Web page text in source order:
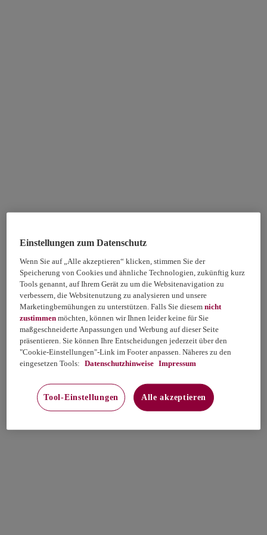
Einstellungen zum Datenschutz
Wenn Sie auf „Alle akzeptieren“ klicken, stimmen Sie der
Speicherung von Cookies und ähnliche Technologien, zukünftig kurz
Tools genannt, auf Ihrem Gerät zu um die Websitenavigation zu
verbessern, die Websitenutzung zu analysieren und unsere
Marketingbemühungen zu unterstützen. Falls Sie diesemnicht
zustimmen möchten, können wir Ihnen leider keine für Sie
maßgeschneiderte Anpassungen und Werbung auf dieser Seite
präsentieren. Sie können Ihre Entscheidungen jederzeit über den
"Cookie-Einstellungen"-Link im Footer anpassen. Näheres zu den
eingesetzen Tools: Datenschutzhinweise Impressum
Tool-Einstellungen Alle akzeptieren